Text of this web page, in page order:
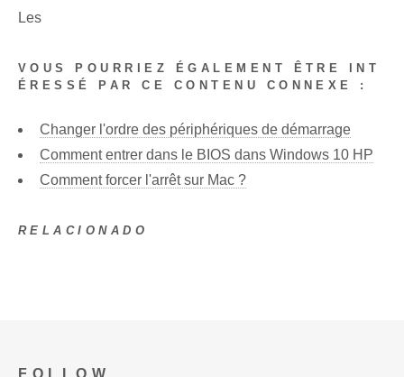
Les
VOUS POURRIEZ ÉGALEMENT ÊTRE INT
ÉRESSÉ PAR CE CONTENU CONNEXE :
Changer l'ordre des périphériques de démarrage
Comment entrer dans le BIOS dans Windows 10 HP
Comment forcer l'arrêt sur Mac ?
RELACIONADO
FOLLOW